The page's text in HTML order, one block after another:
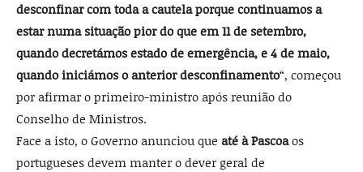
desconfinar com toda a cautela porque continuamos a
estar numa situação pior do que em 11 de setembro,
quando decretámos estado de emergência, e 4 de maio,
quando iniciámos o anterior desconfinamento“, começou
por afirmar o primeiro-ministro após reunião do
Conselho de Ministros.
Face a isto, o Governo anunciou que até à Pascoaos
portugueses devem manter o dever geral de